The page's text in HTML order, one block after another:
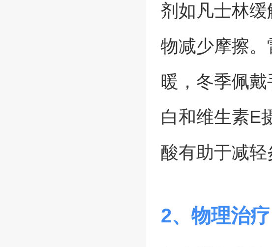
剂如凡士林
物减少摩擦
暖，冬季佩
白和维生素E
酸有助于减轻
2、物理治疗